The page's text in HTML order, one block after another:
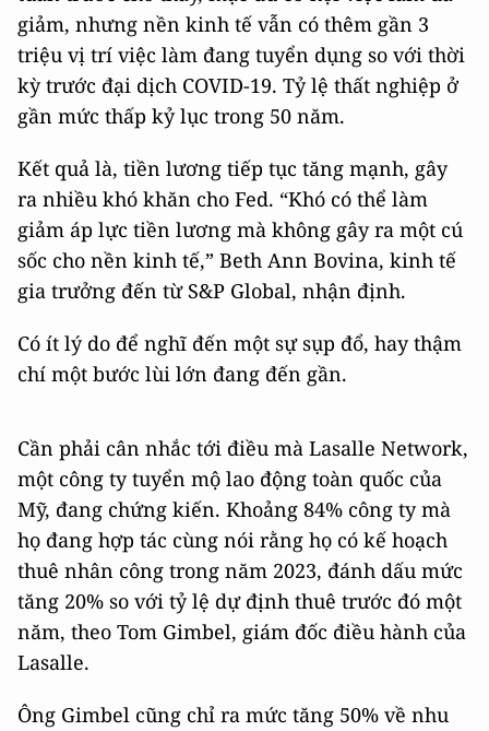
giảm, nhưng nền kinh tế vẫn có thêm gần 3
triệu vị trí việc làm đang tuyển dụng so với thời
kỳ trước đại dịch COVID-19. Tỷ lệ thất nghiệp ở
gần mức thấp kỷ lục trong 50 năm.
Kết quả là, tiền lương tiếp tục tăng mạnh, gây
ra nhiều khó khăn cho Fed. “Khó có thể làm
giảm áp lực tiền lương mà không gây ra một cú
sốc cho nền kinh tế,” Beth Ann Bovina, kinh tế
gia trưởng đến từ S&P Global, nhận định.
Có ít lý do để nghĩ đến một sự sụp đổ, hay thậm
chí một bước lùi lớn đang đến gần.
Cần phải cân nhắc tới điều mà Lasalle Network,
một công ty tuyển mộ lao động toàn quốc của
Mỹ, đang chứng kiến. Khoảng 84% công ty mà
họ đang hợp tác cùng nói rằng họ có kế hoạch
thuê nhân công trong năm 2023, đánh dấu mức
tăng 20% so với tỷ lệ dự định thuê trước đó một
năm, theo Tom Gimbel, giám đốc điều hành của
Lasalle.
Ông Gimbel cũng chỉ ra mức tăng 50% về nhu